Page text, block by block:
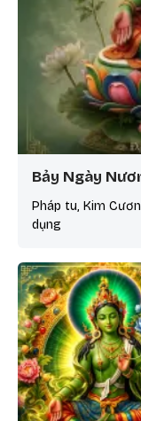
Bảy Ngày
Pháp tu, Kim
dụng